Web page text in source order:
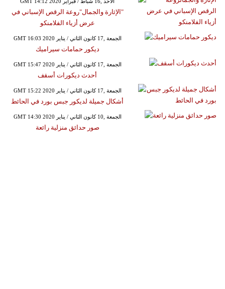
"الإثارة والجمال"روعة الرقص الإسباني في
عرض أزياء الفلامنكو
GMT 16:03 2020 الجمعة ,17 كانون الثاني / يناير
ديكور حمامات سيراميك
GMT 15:47 2020 الجمعة ,17 كانون الثاني / يناير
أحدث ديكورات أسقف
GMT 15:22 2020 الجمعة ,17 كانون الثاني / يناير
أشكال جميلة لديكور جبس بورد في الحائط
GMT 14:30 2020 الجمعة ,10 كانون الثاني / يناير
صور حدائق منزلية رائعة